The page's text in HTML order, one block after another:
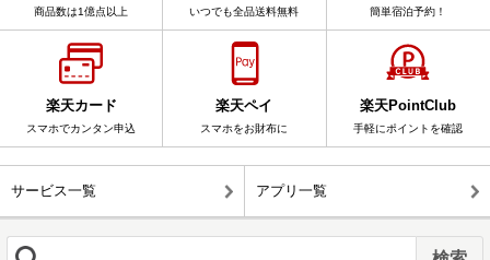
商品数は1億点以上 いつでも全品送料無料 簡単宿泊予約！
楽天カード
スマホでカンタン申込
楽天ペイ
スマホをお財布に
楽天PointClub
手軽にポイントを確認
サービス一覧 アプリ一覧